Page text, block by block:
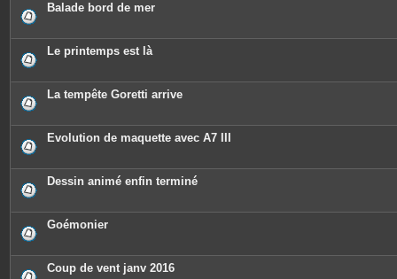
Balade bord de mer
Le printemps est là
La tempête Goretti arrive
Evolution de maquette avec A7 III
Dessin animé enfin terminé
Goémonier
Coup de vent janv 2016